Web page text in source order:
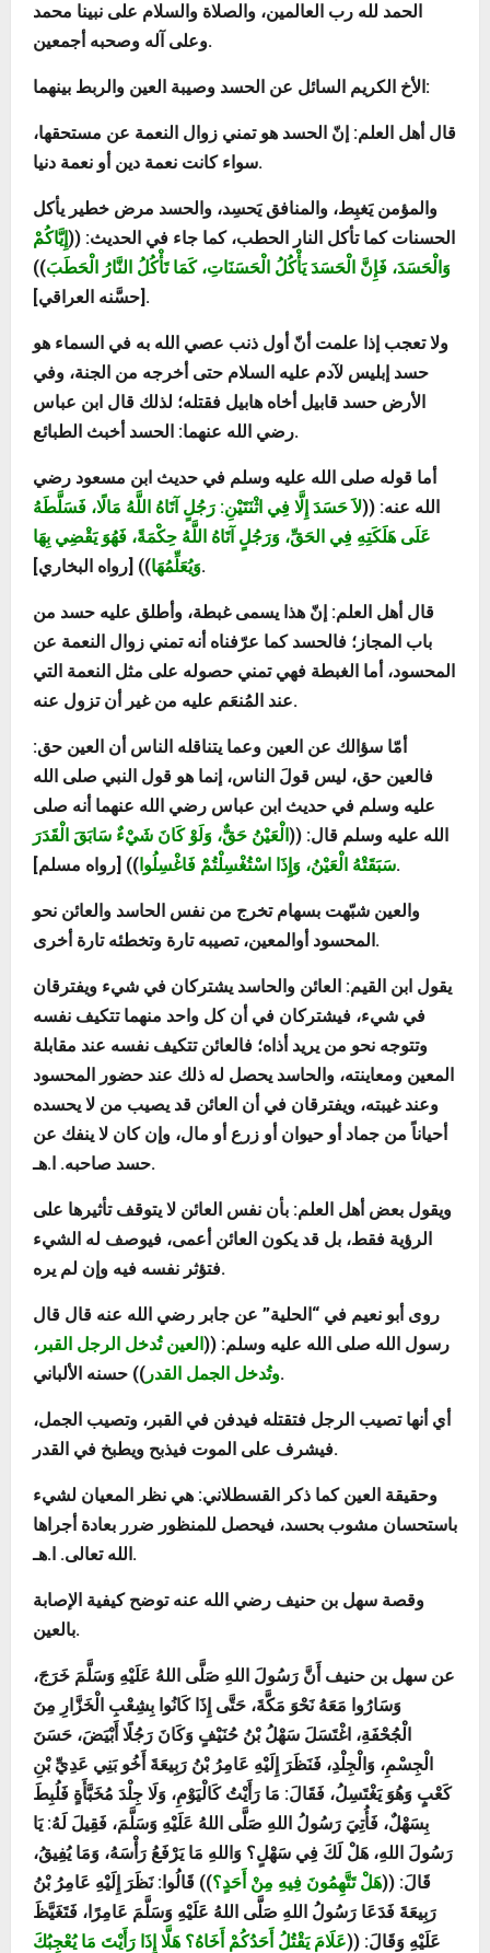
الحمد لله رب العالمين، والصلاة والسلام على نبينا محمد
وعلى آله وصحبه أجمعين.
الأخ الكريم السائل عن الحسد وصيبة العين والربط بينهما:
قال أهل العلم: إنّ الحسد هو تمني زوال النعمة عن مستحقها،
سواء كانت نعمة دين أو نعمة دنيا.
والمؤمن يَغبِط، والمنافق يَحسِد، والحسد مرض خطير يأكل
الحسنات كما تأكل النار الحطب، كما جاء في الحديث: ((إِيَّاكُمْ
وَالْحَسَدَ، فَإِنَّ الْحَسَدَ يَأْكُلُ الْحَسَنَاتِ، كَمَا تَأْكُلُ النَّارُ الْحَطَبَ))
[حسَّنه العراقي].
ولا تعجب إذا علمت أنّ أول ذنب عصي الله به في السماء هو
حسد إبليس لآدم عليه السلام حتى أخرجه من الجنة، وفي
الأرض حسد قابيل أخاه هابيل فقتله؛ لذلك قال ابن عباس
رضي الله عنهما: الحسد أخبث الطبائع.
أما قوله صلى الله عليه وسلم في حديث ابن مسعود رضي
الله عنه: ((لاَ حَسَدَ إِلَّا فِي اثْنَتَيْنِ: رَجُلٍ آتَاهُ اللَّهُ مَالًا، فَسَلَّطَهُ
عَلَى هَلَكَتِهِ فِي الحَقِّ، وَرَجُلٍ آتَاهُ اللَّهُ حِكْمَةً، فَهُوَ يَقْضِي بِهَا
وَيُعَلِّمُهَا)) [ رواه البخاري].
قال أهل العلم: إنّ هذا يسمى غبطة، وأطلق عليه حسد من
باب المجاز؛ فالحسد كما عرّفناه أنه تمني زوال النعمة عن
المحسود، أما الغبطة فهي تمني حصوله على مثل النعمة التي
عند المُنعَم عليه من غير أن تزول عنه.
أمّا سؤالك عن العين وعما يتناقله الناس أن العين حق:
فالعين حق، ليس قولَ الناس، إنما هو قول النبي صلى الله
عليه وسلم في حديث ابن عباس رضي الله عنهما أنه صلى
الله عليه وسلم قال: (( الْعَيْنُ حَقٌّ، وَلَوْ كَانَ شَيْءٌ سَابَقَ الْقَدَرَ
سَبَقَتْهُ الْعَيْنُ، وَإِذَا اسْتُغْسِلْتُمْ فَاغْسِلُوا)) [رواه مسلم].
والعين شبّهت بسهام تخرج من نفس الحاسد والعائن نحو
المحسود أوالمعين، تصيبه تارة وتخطئه تارة أخرى.
يقول ابن القيم: العائن والحاسد يشتركان في شيء ويفترقان
في شيء، فيشتركان في أن كل واحد منهما تتكيف نفسه
وتتوجه نحو من يريد أذاه؛ فالعائن تتكيف نفسه عند مقابلة
المعين ومعاينته، والحاسد يحصل له ذلك عند حضور المحسود
وعند غيبته، ويفترقان في أن العائن قد يصيب من لا يحسده
أحياناً من جماد أو حيوان أو زرع أو مال، وإن كان لا ينفك عن
حسد صاحبه. ا.هـ.
ويقول بعض أهل العلم: بأن نفس العائن لا يتوقف تأثيرها على
الرؤية فقط، بل قد يكون العائن أعمى، فيوصف له الشيء
فتؤثر نفسه فيه وإن لم يره.
روى أبو نعيم في “الحلية” عن جابر رضي الله عنه قال قال
رسول الله صلى الله عليه وسلم: (( العين تُدخل الرجل القبر،
وتُدخل الجمل القدر)) حسنه الألباني.
أي أنها تصيب الرجل فتقتله فيدفن في القبر، وتصيب الجمل،
فيشرف على الموت فيذبح ويطبخ في القدر.
وحقيقة العين كما ذكر القسطلاني: هي نظر المعيان لشيء
باستحسان مشوب بحسد، فيحصل للمنظور ضرر بعادة أجراها
الله تعالى. ا.هـ.
وقصة سهل بن حنيف رضي الله عنه توضح كيفية الإصابة
بالعين.
عن سهل بن حنيف أَنَّ رَسُولَ اللهِ صَلَّى اللهُ عَلَيْهِ وَسَلَّمَ خَرَجَ،
وَسَارُوا مَعَهُ نَحْوَ مَكَّةَ، حَتَّى إِذَا كَانُوا بِشِعْبِ الْخَزَّارِ مِنَ
الْجُحْفَةِ، اغْتَسَلَ سَهْلُ بْنُ حُنَيْفٍ وَكَانَ رَجُلًا أَبْيَضَ، حَسَنَ
الْجِسْمِ، وَالْجِلْدِ، فَنَظَرَ إِلَيْهِ عَامِرُ بْنُ رَبِيعَةَ أَخُو بَنِي عَدِيِّ بْنِ
كَعْبٍ وَهُوَ يَغْتَسِلُ، فَقَالَ: مَا رَأَيْتُ كَالْيَوْمِ، وَلَا جِلْدَ مُخَبَّأَةٍ فَلُبِطَ
بِسَهْلٌ، فَأُتِيَ رَسُولُ اللهِ صَلَّى اللهُ عَلَيْهِ وَسَلَّمَ، فَقِيلَ لَهُ: يَا
رَسُولَ اللهِ، هَلْ لَكَ فِي سَهْلٍ؟ وَاللهِ مَا يَرْفَعُ رَأْسَهُ، وَمَا يُفِيقُ،
قَالَ: ((هَلْ تَتَّهِمُونَ فِيهِ مِنْ أَحَدٍ؟)) قَالُوا: نَظَرَ إِلَيْهِ عَامِرُ بْنُ
رَبِيعَةَ فَدَعَا رَسُولُ اللهِ صَلَّى اللهُ عَلَيْهِ وَسَلَّمَ عَامِرًا، فَتَغَيَّظَ
عَلَيْهِ وَقَالَ: ((عَلَامَ يَقْتُلُ أَحَدُكُمْ أَخَاهُ؟ هَلَّا إِذَا رَأَيْتَ مَا يُعْجِبُكَ